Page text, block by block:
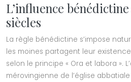
L’influence
siècles
La règle bénédictine s’impose
les moines partagent leur
selon le principe « Ora et labora ».
mérovingienne de l’église